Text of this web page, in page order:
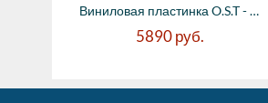
Виниловая пластинка O.S.T - Belle - Taise...
5890 руб.